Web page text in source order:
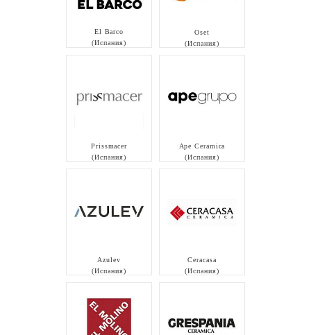
El Barco
(Испания)
Oset
(Испания)
Prissmacer
(Испания)
Ape Ceramica
(Испания)
Azulev
(Испания)
Ceracasa
(Испания)